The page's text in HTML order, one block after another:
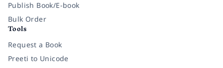
Publish Book/E-book
Bulk Order
Tools
Request a Book
Preeti to Unicode